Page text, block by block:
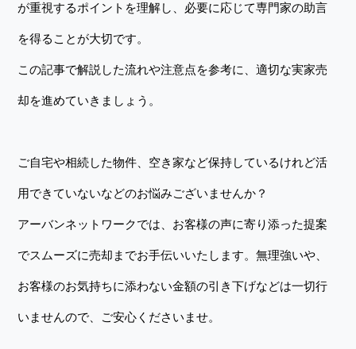
が重視するポイントを理解し、必要に応じて専門家の助言
を得ることが大切です。
この記事で解説した流れや注意点を参考に、適切な実家売
却を進めていきましょう。
ご自宅や相続した物件、空き家など保持しているけれど活
用できていないなどのお悩みございませんか？
アーバンネットワークでは、お客様の声に寄り添った提案
でスムーズに売却までお手伝いいたします。無理強いや、
お客様のお気持ちに添わない金額の引き下げなどは一切行
いませんので、ご安心くださいませ。